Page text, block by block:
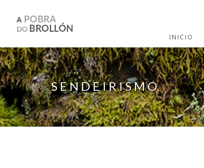
INICIO
SENDEIRISMO